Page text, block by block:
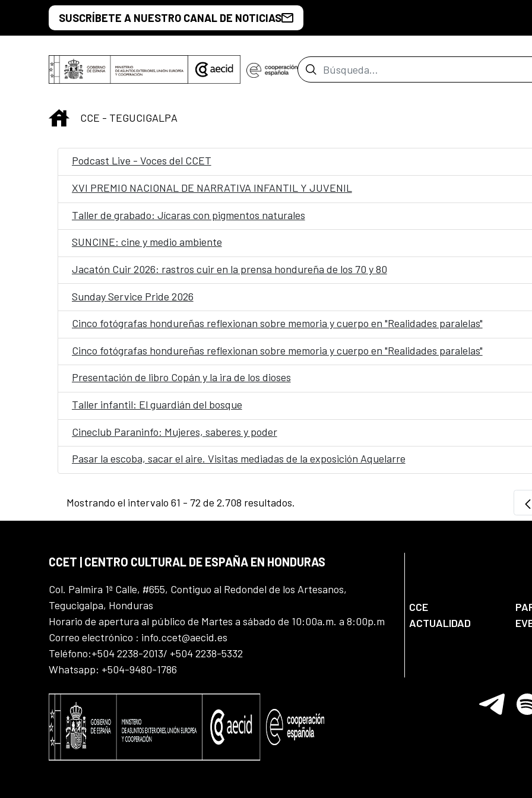
Saltar al contenido principal
SUSCRÍBETE A NUESTRO CANAL DE NOTICIAS
Barra de búsqueda
INICIO
CCE - TEGUCIGALPA
Podcast Live - Voces del CCET
XVI PREMIO NACIONAL DE NARRATIVA INFANTIL Y JUVENIL
Taller de grabado: Jícaras con pigmentos naturales
SUNCINE: cine y medio ambiente
Jacatón Cuir 2026: rastros cuir en la prensa hondureña de los 70 y 80
Sunday Service Pride 2026
Cinco fotógrafas hondureñas reflexionan sobre memoria y cuerpo en "Realidades paralelas"
Cinco fotógrafas hondureñas reflexionan sobre memoria y cuerpo en "Realidades paralelas"
Presentación de libro Copán y la ira de los dioses
Taller infantil: El guardián del bosque
Cineclub Paraninfo: Mujeres, saberes y poder
Pasar la escoba, sacar el aire. Visitas mediadas de la exposición Aquelarre
Mostrando el intervalo 61 - 72 de 2.708 resultados.
CCET | CENTRO CULTURAL DE ESPAÑA EN HONDURAS
Col. Palmira 1ª Calle, #655, Contiguo al Redondel de los Artesanos,
Tegucigalpa, Honduras
Horario de apertura al público de Martes a sábado de 10:00a.m. a 8:00p.m
Correo electrónico : info.ccet@aecid.es
Teléfono:+504 2238-2013/ +504 2238-5332
Whatsapp: +504-9480-1786
CCE
ACTUALIDAD
Telegram